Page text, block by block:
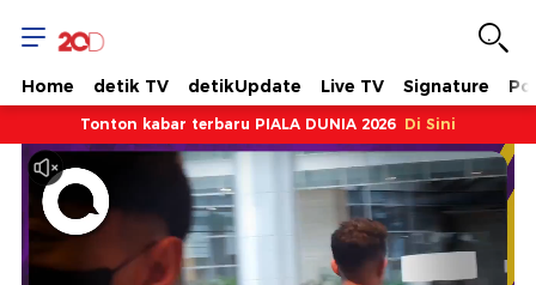
Home detik TV detikUpdate Live TV Signature
Tonton kabar terbaru PIALA DUNIA 2026 Di Sini